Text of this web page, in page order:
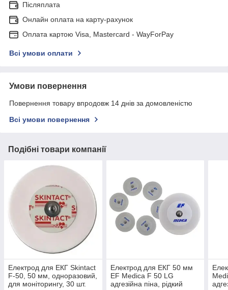
Післяплата
Онлайн оплата на карту-рахунок
Оплата картою Visa, Mastercard - WayForPay
Всі умови оплати
Умови повернення
Повернення товару впродовж 14 днів за домовленістю
Всі умови повернення
Подібні товари компанії
Електрод для ЕКГ Skintact
F-50, 50 мм, одноразовий,
для моніторингу, 30 шт.
Електрод для ЕКГ 50 мм
EF Medica F 50 LG
адгезійна піна, рідкий